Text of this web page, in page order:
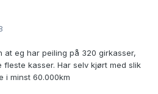
eg har peiling på 320 girkasser,
kasser. Har selv kjørt med slik
i minst 60.000km